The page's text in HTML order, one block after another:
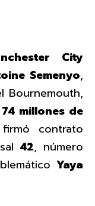
City
Semenyo,
Bournemouth,
74 millones de
contrato
42, número
Yaya